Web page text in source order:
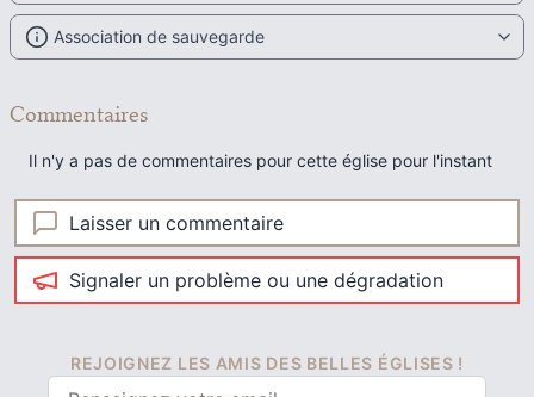
Association de sauvegarde
Commentaires
Il n'y a pas de commentaires pour cette église pour l'instant
Laisser un commentaire
Signaler un problème ou une dégradation
REJOIGNEZ LES AMIS DES BELLES ÉGLISES !